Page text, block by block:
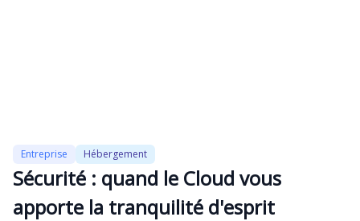
Entreprise Hébergement
Sécurité : quand le Cloud vous
apporte la tranquilité d'esprit